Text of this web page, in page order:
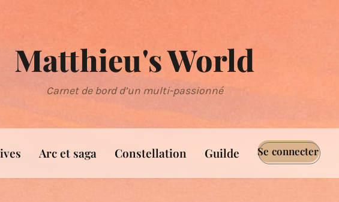
Matthieu's World
Carnet de bord d’un multi-passionné
Arc et saga Constellation Guilde Se connecter